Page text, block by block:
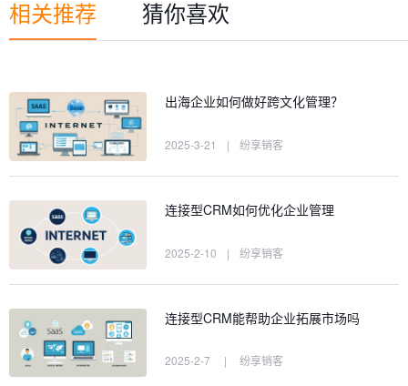
相关推荐 猜你喜欢
出海企业如何做好跨文化管理？
2025-3-21 | 纷享销客
连接型CRM如何优化企业管理
2025-2-10 | 纷享销客
连接型CRM能帮助企业拓展市场吗
2025-2-7 | 纷享销客